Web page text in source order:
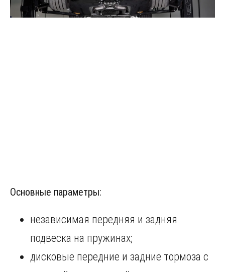
Основные параметры:
независимая передняя и задняя
подвеска на пружинах;
дисковые передние и задние тормоза с